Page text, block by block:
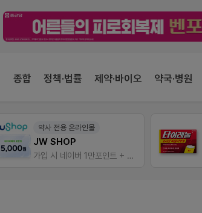
종합 정책·법률 제약·바이오 약국·병원
약사 전용 온라인몰
JW SHOP
가입 시 네이버 1만포인트 + 스벅쿠폰